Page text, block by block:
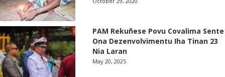
PAM Rekuñese Povu Covalima Sente
Ona Dezenvolvimentu Iha Tinan 23
Nia Laran
May 20, 2025